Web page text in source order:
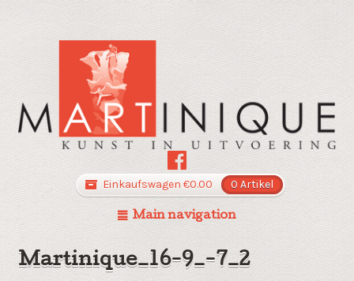
Einkaufswagen €0.00 0 Artikel
Main navigation
Martinique_16-9_-7_2